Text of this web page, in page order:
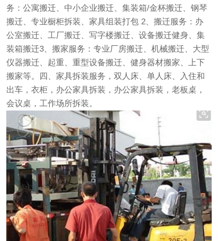
务：公寓搬迁、中小企业搬迁、集装箱/金杯搬迁、钢琴
搬迁、专业橱柜拆装、家具组装打包 2、搬迁服务：办
公室搬迁、工厂搬迁、写字楼搬迁、设备搬迁健身、集
装箱搬迁3、搬家服务：专业厂房搬迁、机械搬迁、大型
仪器搬迁、起重、重型设备搬迁、健身器材搬家、上下
搬家等。四、家具拆装服务，双人床、单人床、入住和
出车，衣柜，办公家具拆装，办公家具拆装，老板桌，
会议桌，工作场所拆装。